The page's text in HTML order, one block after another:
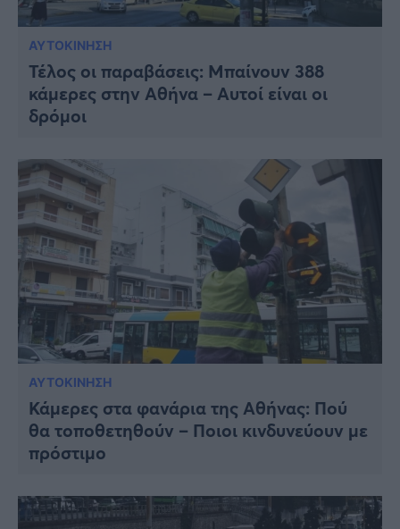
ΑΥΤΟΚΙΝΗΣΗ
Τέλος οι παραβάσεις: Μπαίνουν 388
κάμερες στην Αθήνα – Αυτοί είναι οι
δρόμοι
ΑΥΤΟΚΙΝΗΣΗ
Κάμερες στα φανάρια της Αθήνας: Πού
θα τοποθετηθούν – Ποιοι κινδυνεύουν με
πρόστιμο